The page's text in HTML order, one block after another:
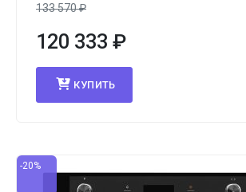
133 570₽
120 333 ₽
КУПИТЬ
-20%